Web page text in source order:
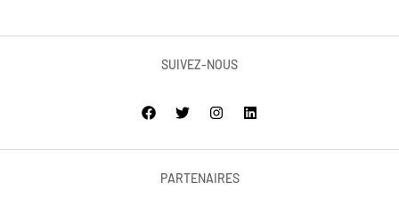
SUIVEZ-NOUS
PARTENAIRES